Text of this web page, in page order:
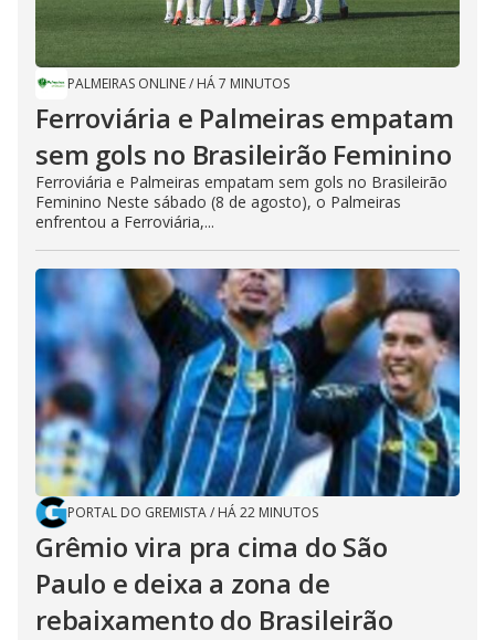
PALMEIRAS ONLINE/ HÁ 7 MINUTOS
Ferroviária e Palmeiras empatam
sem gols no Brasileirão Feminino
Ferroviária e Palmeiras empatam sem gols no Brasileirão
Feminino Neste sábado (8 de agosto), o Palmeiras
enfrentou a Ferroviária,...
PORTAL DO GREMISTA/ HÁ 22 MINUTOS
Grêmio vira pra cima do São
Paulo e deixa a zona de
rebaixamento do Brasileirão